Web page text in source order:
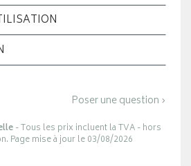
Poser une question ›
- Tous les prix incluent la TVA - hors
Page mise à jour le 03/08/2026